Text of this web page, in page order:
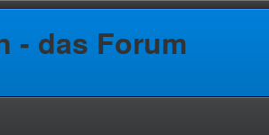
- das Forum